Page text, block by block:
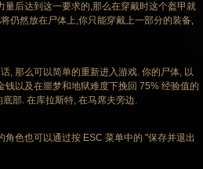
后达到这一要求的,那么在穿戴时这个盔甲就
仍然放在尸体上,你只能穿戴上一部分的装备,
那么可以简单的重新进入游戏. 你的尸体, 以
以及在噩梦和地狱难度下挽回 75% 经验值的
部. 在库拉斯特, 在马席夫旁边.
色也可以通过按 ESC 菜单中的 "保存并退出